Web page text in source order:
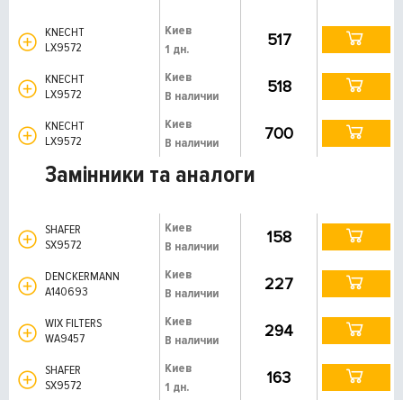
KNECHT
LX9572
Киев
1 дн.
517
KNECHT
LX9572
Киев
В наличии
518
KNECHT
LX9572
Киев
В наличии
700
Замінники та аналоги
SHAFER
SX9572
Киев
В наличии
158
DENCKERMANN
A140693
Киев
В наличии
227
WIX FILTERS
WA9457
Киев
В наличии
294
SHAFER
SX9572
Киев
1 дн.
163